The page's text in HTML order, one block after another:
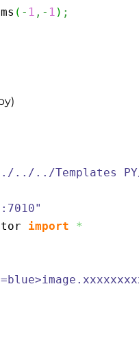
( - 1 ,- 1 ) ;
../../Templates
import *